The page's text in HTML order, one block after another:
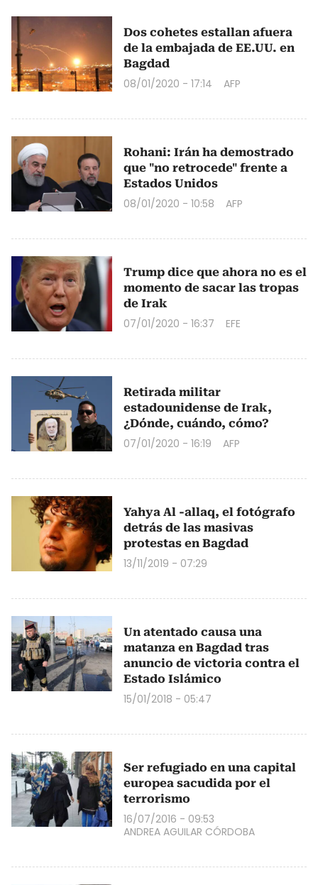
Dos cohetes estallan afuera
de la embajada de EE.UU. en
Bagdad
08/01/2020 - 17:14 AFP
Rohani: Irán ha demostrado
que "no retrocede" frente a
Estados Unidos
08/01/2020 - 10:58 AFP
Trump dice que ahora no es el
momento de sacar las tropas
de Irak
07/01/2020 - 16:37 EFE
Retirada militar
estadounidense de Irak,
¿Dónde, cuándo, cómo?
07/01/2020 - 16:19 AFP
Yahya Al -allaq, el fotógrafo
detrás de las masivas
protestas en Bagdad
13/11/2019 - 07:29
Un atentado causa una
matanza en Bagdad tras
anuncio de victoria contra el
Estado Islámico
15/01/2018 - 05:47
Ser refugiado en una capital
europea sacudida por el
terrorismo
16/07/2016 - 09:53
ANDREA AGUILAR CÓRDOBA